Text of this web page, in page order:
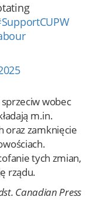
wobec
m.in.
oraz zamknięcie
tych zmian,
rządu.
Canadian Press